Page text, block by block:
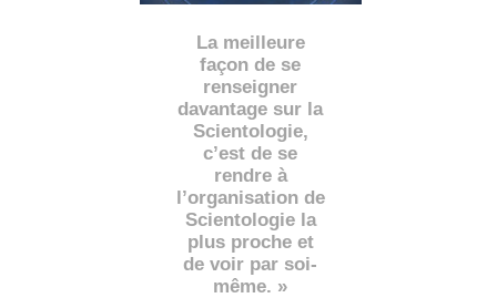
La meilleure
façon de se
renseigner
davantage sur la
Scientologie,
c’est de se
rendre à
l’organisation de
Scientologie la
plus proche et
de voir par soi-
même. »